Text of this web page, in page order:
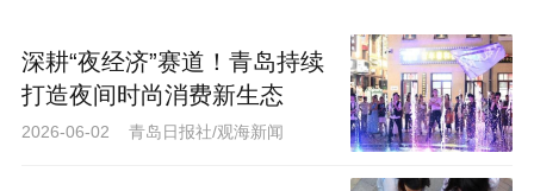
深耕“夜经济”赛道！青岛持续
打造夜间时尚消费新生态
2026-06-02 青岛日报社/观海新闻